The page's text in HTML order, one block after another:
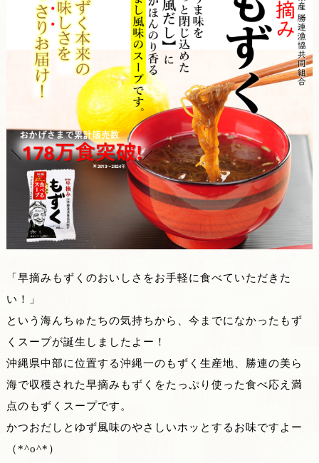
「早摘みもずくのおいしさをお手軽に食べていただきた
い！」
という海んちゅたちの気持ちから、今までになかったもず
くスープが誕生しましたよー！
沖縄県中部に位置する沖縄一のもずく生産地、勝連の美ら
海で収穫された早摘みもずくをたっぷり使った食べ応え満
点のもずくスープです。
かつおだしとゆず風味のやさしいホッとするお味ですよー
（*^o^*）